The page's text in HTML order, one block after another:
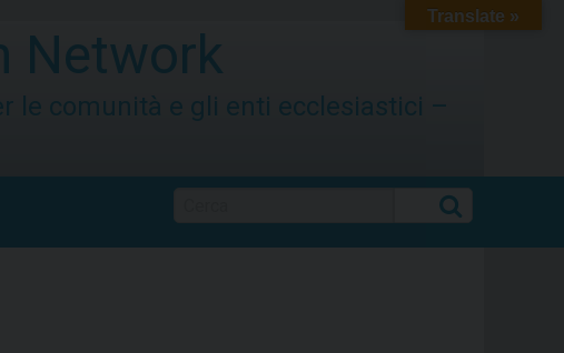
Network
le comunità e gli enti ecclesiastici –
Translate »